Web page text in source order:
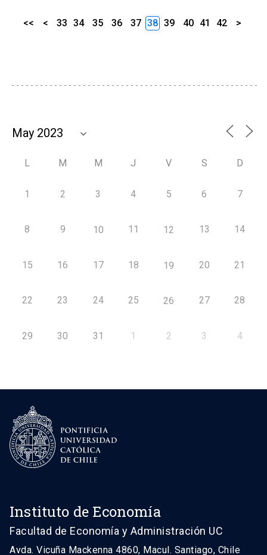
<< < 33 34 35 36 37 38 39 40 41 42 >
L M M J V S D
1 2 3 4 5 6 7
8 9 10 11 12 13 14
15 16 17 18 19 20 21
22 23 24 25 26 27 28
29 30 31 1 2 3 4
Instituto de Economía
Facultad de Economía y Administración UC
Avda. Vicuña Mackenna 4860, Macul. Santiago, Chile